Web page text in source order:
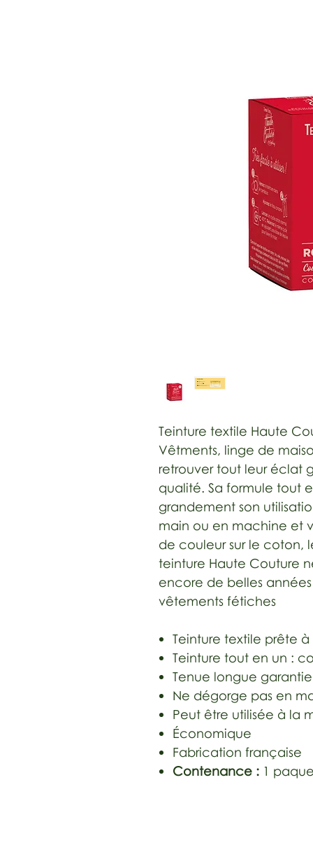
Teinture textile Haute
Vêtments, linge de
retrouver tout leur éclat
qualité. Sa formule tout
grandement son
main ou en machine et
de couleur sur le coton,
teinture Haute Couture
encore de belles
vêtements fétiches
Teinture textile prête
Teinture tout en un :
Tenue longue
Ne dégorge pas en
Peut être utilisée à la
Économique
Fabrication française
Contenance : 1